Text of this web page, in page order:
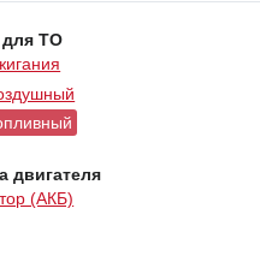
для ТО
двигателя
(АКБ)